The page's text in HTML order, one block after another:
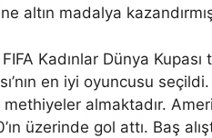
altın madalya
Kadınlar Dünya
en iyi oyuncusu
almaktadır.
üzerinde gol attı. Baş